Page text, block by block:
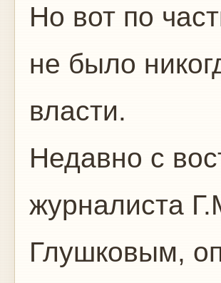
Но вот по
не было
власти.
Недавно с
журналиста
Глушковым,